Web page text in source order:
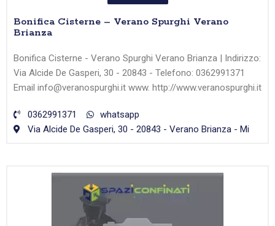
Bonifica Cisterne – Verano Spurghi Verano
Brianza
Bonifica Cisterne - Verano Spurghi Verano Brianza | Indirizzo:
Via Alcide De Gasperi, 30 - 20843 - Telefono: 0362991371
Email info@veranospurghi.it www. http://www.veranospurghi.it
0362991371
whatsapp
Via Alcide De Gasperi, 30 - 20843 - Verano Brianza - Mi